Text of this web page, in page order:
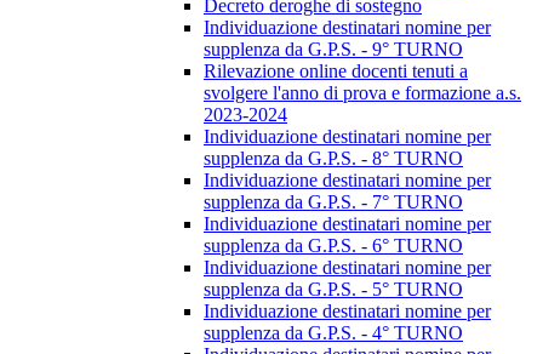
Decreto deroghe di sostegno
Individuazione destinatari nomine per
supplenza da G.P.S. - 9° TURNO
Rilevazione online docenti tenuti a
svolgere l'anno di prova e formazione a.s.
2023-2024
Individuazione destinatari nomine per
supplenza da G.P.S. - 8° TURNO
Individuazione destinatari nomine per
supplenza da G.P.S. - 7° TURNO
Individuazione destinatari nomine per
supplenza da G.P.S. - 6° TURNO
Individuazione destinatari nomine per
supplenza da G.P.S. - 5° TURNO
Individuazione destinatari nomine per
supplenza da G.P.S. - 4° TURNO